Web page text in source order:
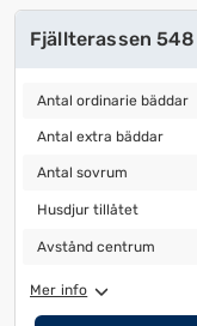
Fjällterassen 548
Antal ordinarie
Antal ordinarie bäddar
Antal extra bäddar
Antal extra bäddar
Antal sovrum
Antal sovrum
Husdjur tillåtet
Husdjur tillåtet
Avstånd centrum
Avstånd centrum
Mer info